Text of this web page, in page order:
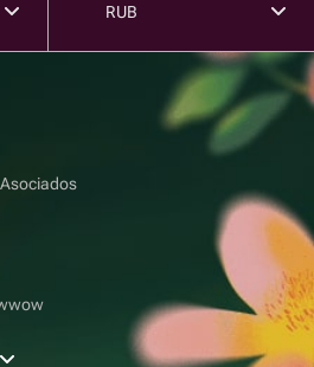
RUB